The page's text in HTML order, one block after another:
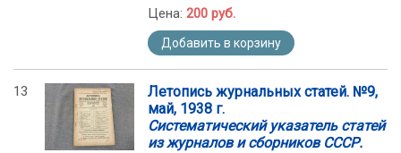
Цена: 200 руб.
Добавить в корзину
13
Летопись журнальных статей. №9,
май, 1938 г.
Систематический указатель статей
из журналов и сборников СССР.